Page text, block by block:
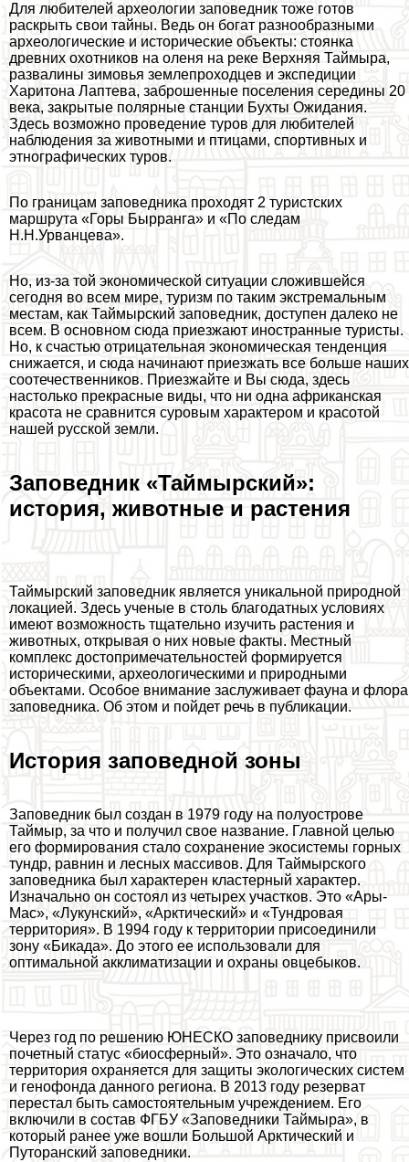
Для любителей археологии заповедник тоже готов
раскрыть свои тайны. Ведь он богат разнообразными
археологические и исторические объекты: стоянка
древних охотников на оленя на реке Верхняя Таймыра,
развалины зимовья землепроходцев и экспедиции
Харитона Лаптева, заброшенные поселения середины 20
века, закрытые полярные станции Бухты Ожидания.
Здесь возможно проведение туров для любителей
наблюдения за животными и птицами, спортивных и
этнографических туров.
По границам заповедника проходят 2 туристских
маршрута «Горы Бырранга» и «По следам
Н.Н.Урванцева».
Но, из-за той экономической ситуации сложившейся
сегодня во всем мире, туризм по таким экстремальным
местам, как Таймырский заповедник, доступен далеко не
всем. В основном сюда приезжают иностранные туристы.
Но, к счастью отрицательная экономическая тенденция
снижается, и сюда начинают приезжать все больше наших
соотечественников. Приезжайте и Вы сюда, здесь
настолько прекрасные виды, что ни одна африканская
красота не сравнится суровым хаpaктером и красотой
нашей русской земли.
Заповедник «Таймырский»:
история, животные и растения
Таймырский заповедник является уникальной природной
локацией. Здесь ученые в столь благодатных условиях
имеют возможность тщательно изучить растения и
животных, открывая о них новые факты. Местный
комплекс достопримечательностей формируется
историческими, археологическими и природными
объектами. Особое внимание заслуживает фауна и флора
заповедника. Об этом и пойдет речь в публикации.
История заповедной зоны
Заповедник был создан в 1979 году на полуострове
Таймыр, за что и получил свое название. Главной целью
его формирования стало сохранение экосистемы горных
тундр, равнин и лесных массивов. Для Таймырского
заповедника был хаpaктерен кластерный хаpaктер.
Изначально он состоял из четырех участков. Это «Ары-
Мас», «Лукунский», «Арктический» и «Тундровая
территория». В 1994 году к территории присоединили
зону «Бикада». До этого ее использовали для
оптимальной акклиматизации и охраны овцебыков.
Через год по решению ЮНЕСКО заповеднику присвоили
почетный статус «биосферный». Это означало, что
территория охраняется для защиты экологических систем
и генофонда данного региона. В 2013 году резерват
перестал быть самостоятельным учреждением. Его
включили в состав ФГБУ «Заповедники Таймыра», в
который ранее уже вошли Большой Арктический и
Путоранский заповедники.